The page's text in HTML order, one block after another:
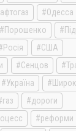
Одесса
Порошенко
Росія
США
Сенцов
Україна
газ
дороги
реформи